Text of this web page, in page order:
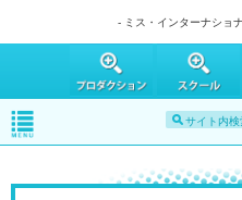
- ミス・インターナショ